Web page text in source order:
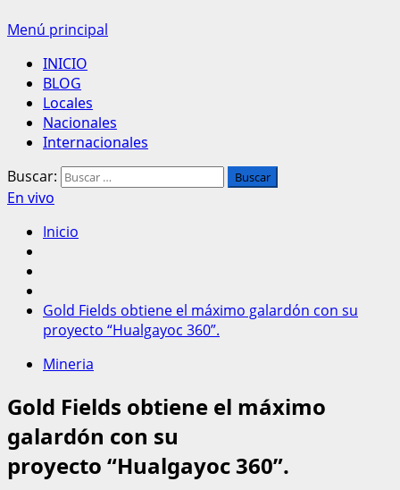
Menú principal
INICIO
BLOG
Locales
Nacionales
Internacionales
Buscar:
En vivo
Inicio
Gold Fields obtiene el máximo galardón con su
proyecto “Hualgayoc 360”.
Mineria
Gold Fields obtiene el máximo
galardón con su
proyecto “Hualgayoc 360”.